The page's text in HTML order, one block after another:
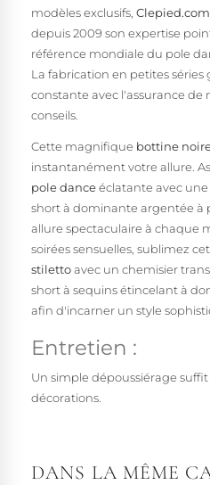
modèles exclusifs, Clepied.com
depuis 2009 son expertise
référence mondiale du pole
La fabrication en petites
constante avec l'assurance de
conseils.
Cette magnifique bottine
instantanément votre allure.
pole danceéclatante avec
short à dominante argentée à
allure spectaculaire à chaque
soirées sensuelles, sublimez
stilettoavec un chemisier
short à sequins étincelant à
afin d'incarner un style
Entretien :
Un simple dépoussiérage
décorations.
DANS LA MÊME